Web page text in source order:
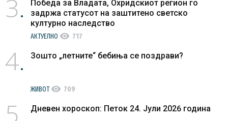
3
Победа за Владата, Охридскиот регион го
задржа статусот на заштитено светско
културно наследство
АКТУЕЛНО visibility 717
4 Зошто „летните“ бебиња се поздрави?
ЖИВОТvisibility 709
5 Дневен хороскоп: Петок 24. Јули 2026 година